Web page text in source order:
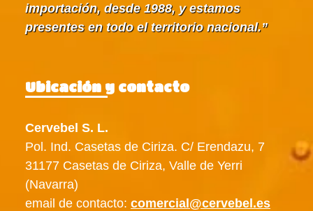
importación, desde 1988, y estamos
presentes en todo el territorio nacional.
Ubicación y contacto
Cervebel S. L.
Pol. Ind. Casetas de Ciriza. C/ Erendazu, 7
31177 Casetas de Ciriza, Valle de Yerri
(Navarra)
email de contacto: comercial@cervebel.es